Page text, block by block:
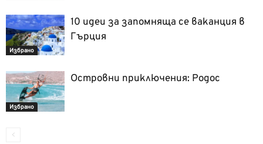
Избрано
10 идеи за запомняща се ваканция в
Гърция
Избрано
Островни приключения: Родос